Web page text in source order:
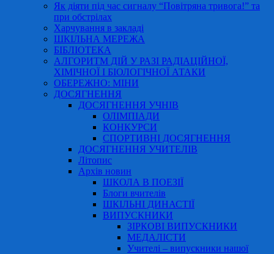
Як діяти під час сигналу “Повітряна тривога!” та
при обстрілах
Харчування в закладі
ШКІЛЬНА МЕРЕЖА
БІБЛІОТЕКА
АЛГОРИТМ ДІЙ У РАЗІ РАДІАЦІЙНОЇ,
ХІМІЧНОЇ І БІОЛОГІЧНОЇ АТАКИ
ОБЕРЕЖНО: МІНИ
ДОСЯГНЕННЯ
ДОСЯГНЕННЯ УЧНІВ
ОЛІМПІАДИ
КОНКУРСИ
СПОРТИВНІ ДОСЯГНЕННЯ
ДОСЯГНЕННЯ УЧИТЕЛІВ
Літопис
Архів новин
ШКОЛА В ПОЕЗІЇ
Блоги вчителів
ШКІЛЬНІ ДИНАСТІЇ
ВИПУСКНИКИ
ЗІРКОВІ ВИПУСКНИКИ
МЕДАЛІСТИ
Учителі – випускники нашої